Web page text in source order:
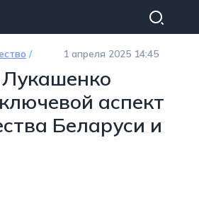
/ 1 апреля 2025 14:45
аспект
Беларуси и